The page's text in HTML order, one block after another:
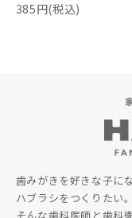
385円(税込)
歯みがきを好きな子に
ハブラシをつくりたい。